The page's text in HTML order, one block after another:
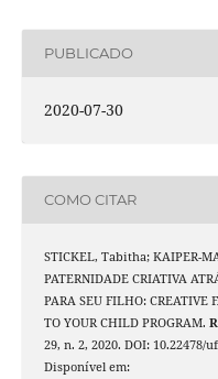
PUBLICADO
2020-07-30
COMO CITAR
STICKEL, Tabitha; KAIPER-
PATERNIDADE CRIATIVA
PARA SEU FILHO: CREATIVE
TO YOUR CHILD PROGRAM.
29, n. 2, 2020. DOI: 10.22478/
Disponível em: